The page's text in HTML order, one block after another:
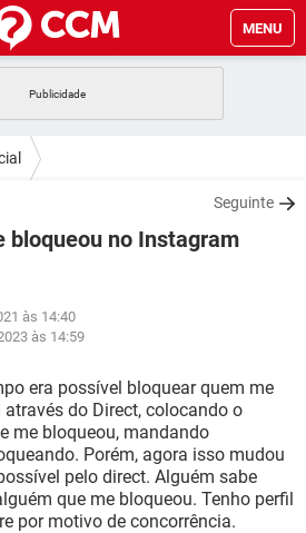
MENU
GMAIL
WHATSAPP
EXCEL
FACEBOOK
GMAIL
FACEBOOK
EXCEL
GMAIL
Seguinte
bloqueou no Instagram
às 14:40
às 14:59
era possível bloquear quem me
do Direct, colocando o
me bloqueou, mandando
Porém, agora isso mudou
pelo direct. Alguém sabe
que me bloqueou. Tenho perfil
por motivo de concorrência.